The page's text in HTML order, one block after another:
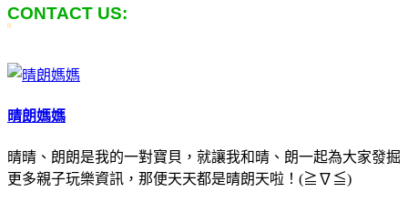
CONTACT US:
晴朗媽媽
晴晴、朗朗是我的一對寶貝，就讓我和晴、朗一起為大家發掘
更多親子玩樂資訊，那便天天都是晴朗天啦！(≧∇≦)